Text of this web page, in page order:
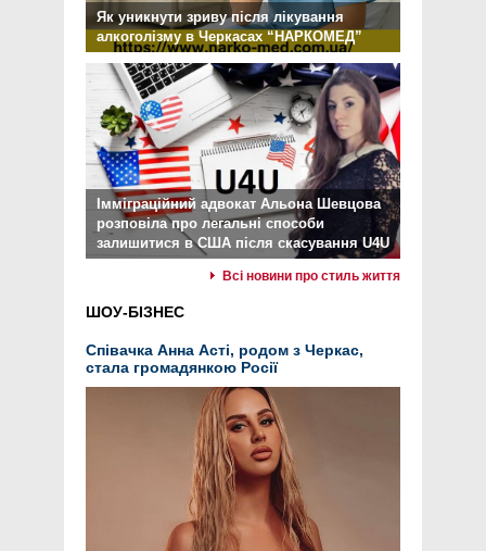
Як уникнути зриву після лікування
алкоголізму в Черкасах “НАРКОМЕД”
Імміграційний адвокат Альона Шевцова
розповіла про легальні способи
залишитися в США після скасування U4U
Всі новини про стиль життя
ШОУ-БІЗНЕС
Співачка Анна Асті, родом з Черкас,
стала громадянкою Росії